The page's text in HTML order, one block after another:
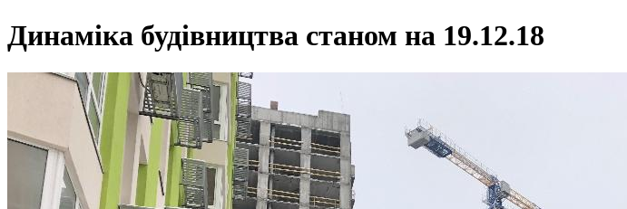
Динаміка будівництва станом на 19.12.18